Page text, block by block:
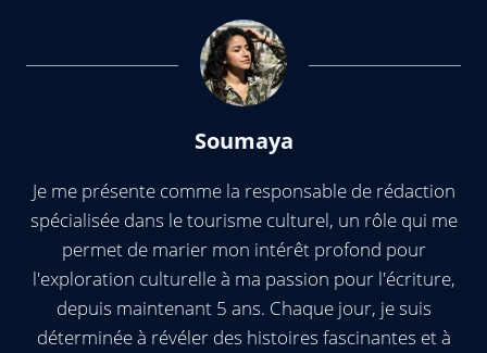
Soumaya
Je me présente comme la responsable de rédaction
spécialisée dans le tourisme culturel, un rôle qui me
permet de marier mon intérêt profond pour
l'exploration culturelle à ma passion pour l'écriture,
depuis maintenant 5 ans. Chaque jour, je suis
déterminée à révéler des histoires fascinantes et à